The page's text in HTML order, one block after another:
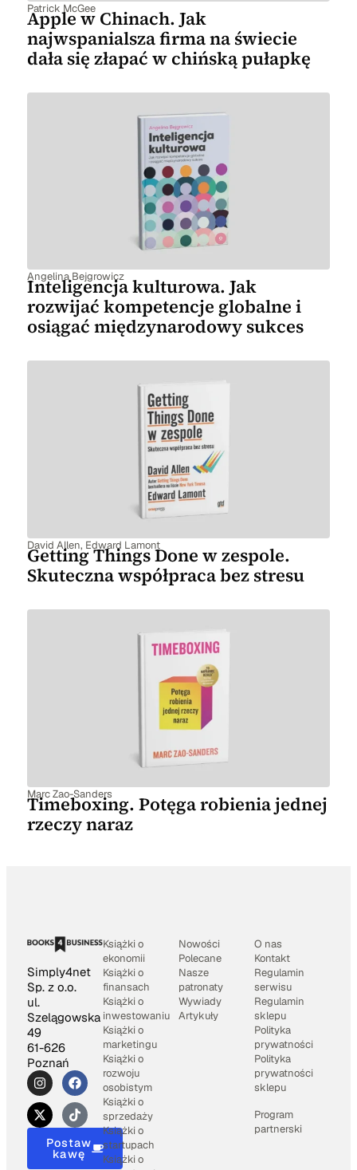
Patrick McGee
Apple w Chinach. Jak
najwspanialsza firma na świecie
dała się złapać w chińską pułapkę
Angelina Bejgrowicz
Inteligencja kulturowa. Jak
rozwijać kompetencje globalne i
osiągać międzynarodowy sukces
David Allen, Edward Lamont
Getting Things Done w zespole.
Skuteczna współpraca bez stresu
Marc Zao-Sanders
Timeboxing. Potęga robienia jednej
rzeczy naraz
Simply4net
Sp. z o.o.
ul.
Szelągowska
49
61-626
Poznań
Postaw
kawę
Książki o
ekonomii
Książki o
finansach
Książki o
inwestowaniu
Książki o
marketingu
Książki o
rozwoju
osobistym
Książki o
sprzedaży
Książki o
startupach
Książki o
Nowości
Polecane
Nasze
patronaty
Wywiady
Artykuły
O nas
Kontakt
Regulamin
serwisu
Regulamin
sklepu
Polityka
prywatności
Polityka
prywatności
sklepu
Program
partnerski